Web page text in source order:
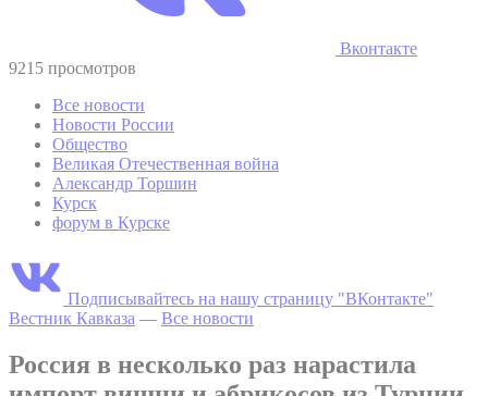
Вконтакте
9215 просмотров
Все новости
Новости России
Общество
Великая Отечественная война
Александр Торшин
Курск
форум в Курске
Подписывайтесь на нашу страницу "ВКонтакте"
Вестник Кавказа — Все новости
Россия в несколько раз нарастила